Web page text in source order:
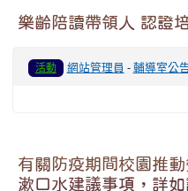
樂齡陪讀帶領人 認證
活動 網站管理員 -輔導室公
有關防疫期間校園推
漱口水建議事項，詳如